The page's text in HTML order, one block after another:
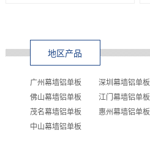
地区产品
广州幕墙铝单板 深圳幕墙铝单板
佛山幕墙铝单板
江门幕墙铝单板
茂名幕墙铝单板
惠州幕墙铝单板
中山幕墙铝单板